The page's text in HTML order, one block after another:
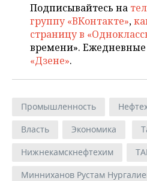
Подписывайтесь на
группу «ВКонтакте»,
страницу в
времени».
«Дзене».
Промышленность
Власть
Экономика
Нижнекамскнефтехим
Минниханов Рустам